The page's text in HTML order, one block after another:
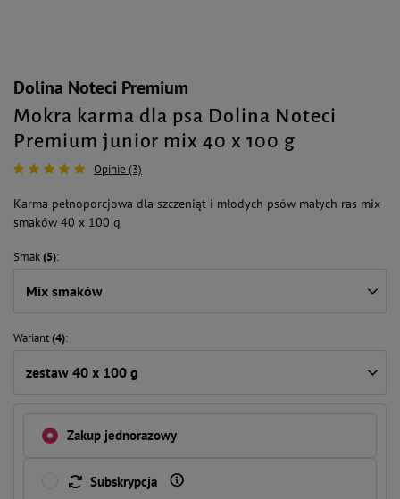
Dolina Noteci Premium
Mokra karma dla psa Dolina Noteci
Premium junior mix 40 x 100 g
Opinie (3)
Karma pełnoporcjowa dla szczeniąt i młodych psów małych ras mix
smaków 40 x 100 g
Smak(5)
Mix smaków
Wariant(4)
zestaw 40 x 100 g
Zakup jednorazowy
Subskrypcja